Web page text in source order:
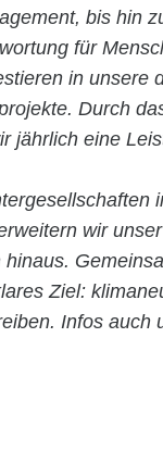
bis hin
für
in unsere
Durch
jährlich eine
wir
Ziel:
Infos auch